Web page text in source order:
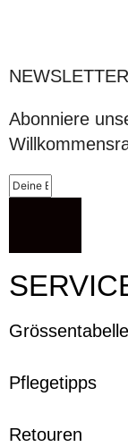
NEWSLETTER
Abonniere
Grössentabelle
Pflegetipps
Retouren